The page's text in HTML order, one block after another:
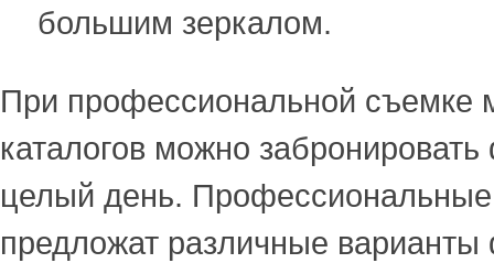
большим зеркалом.
При профессиональной съемке
каталогов можно
целый день.
предложат различные